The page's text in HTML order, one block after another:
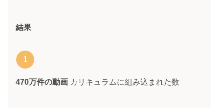
結果
470万件の動画 ​ カリキュラムに組み込まれた数